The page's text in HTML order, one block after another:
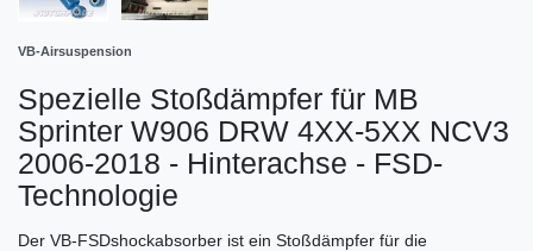
VB-Airsuspension
Spezielle Stoßdämpfer für MB
Sprinter W906 DRW 4XX-5XX NCV3
2006-2018 - Hinterachse - FSD-
Technologie
Der VB-FSDshockabsorber ist ein Stoßdämpfer für die